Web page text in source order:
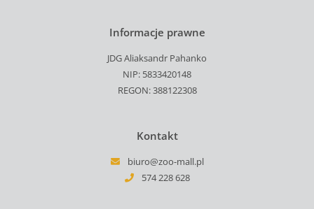
Informacje prawne
JDG Aliaksandr Pahanko
NIP: 5833420148
REGON: 388122308
Kontakt
biuro@zoo-mall.pl
574 228 628